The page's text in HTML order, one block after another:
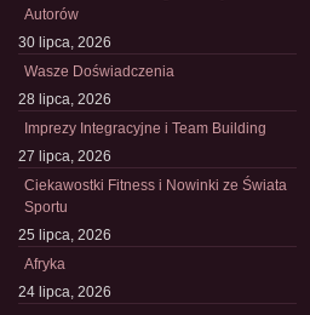
Autorów
30 lipca, 2026
Wasze Doświadczenia
28 lipca, 2026
Imprezy Integracyjne i Team Building
27 lipca, 2026
Ciekawostki Fitness i Nowinki ze Świata
Sportu
25 lipca, 2026
Afryka
24 lipca, 2026